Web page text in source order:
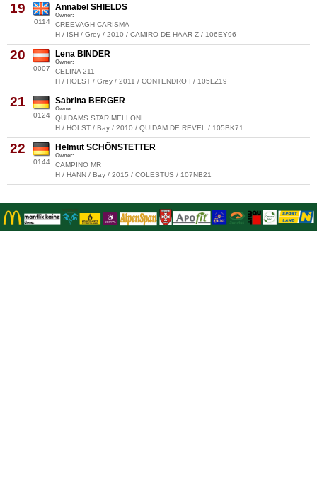
19
0114
Annabel SHIELDS
Owner:
CREEVAGH CARISMA
H / ISH / Grey / 2010 / CAMIRO DE HAAR Z / 106EY96
20
0007
Lena BINDER
Owner:
CELINA 211
H / HOLST / Grey / 2011 / CONTENDRO I / 105LZ19
21
0124
Sabrina BERGER
Owner:
QUIDAMS STAR MELLONI
H / HOLST / Bay / 2010 / QUIDAM DE REVEL / 105BK71
22
0144
Helmut SCHÖNSTETTER
Owner:
CAMPINO MR
H / HANN / Bay / 2015 / COLESTUS / 107NB21